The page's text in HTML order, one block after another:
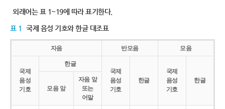
외래어는 표 1~19에 따라 표기한다.
표 1 국제 음성 기호와 한글 대조표
자음 반모음 모음
국제
음성
기호
한글
국제
음성
기호
한글
국제
음성
기호
한글
모음 앞
자음 앞
또는
어말